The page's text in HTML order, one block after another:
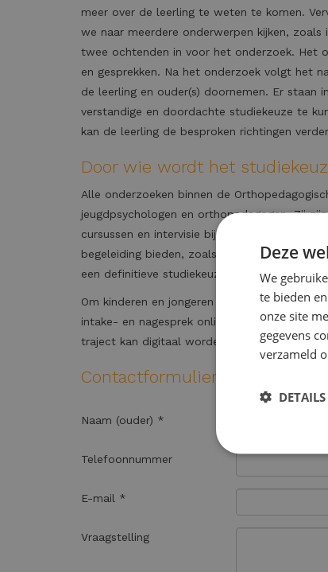
meer over de leerling te weten te komen.
we naar meerdere onderwerpen kijken,
twee ochtenden in voor het onderzoek. Het
en gesprekken. Na het onderzoek volgt het
de leerling en ouder(s) doornemen. Er staan
verstandige en doordachte studiekeuze te
kan de leerling de besproken richtingen
Door wie wordt het
Alle onderzoeken binnen de
jeugdpsychologen en orthopedagogen. Zij
cursussen en intervisie bijeenkomsten. Na
begeleiding bieden, zoals studiecoaching,
een definitieve studiekeuze
Om kinderen en jongeren in heel Nederland
intake- en nagesprek online te voeren.
traject kan digitaal worden voortgezet.
Contactformulier
Naam (ouder) *
Telefoonnummer
E-mail *
Vraagstelling
Deze
We
te bieden
onze site
gegevens
verzameld